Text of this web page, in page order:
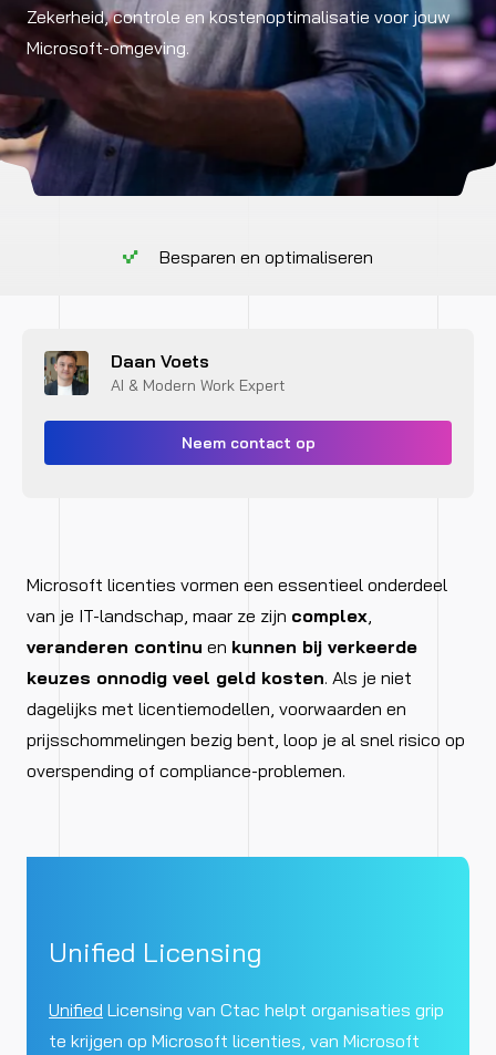
Zekerheid, controle en kostenoptimalisatie voor jouw
Microsoft-omgeving.
Besparen en optimaliseren
Daan Voets
AI & Modern Work Expert
Neem contact op
Microsoft licenties vormen een essentieel onderdeel
van je IT-landschap, maar ze zijn complex,
veranderen continu en kunnen bij verkeerde
keuzes onnodig veel geld kosten. Als je niet
dagelijks met licentiemodellen, voorwaarden en
prijsschommelingen bezig bent, loop je al snel risico op
overspending of compliance-problemen.
Unified Licensing
Unified Licensing van Ctac helpt organisaties grip
te krijgen op Microsoft licenties, van Microsoft